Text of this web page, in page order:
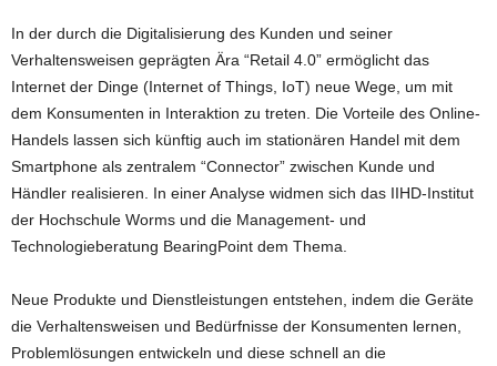
In der durch die Digitalisierung des Kunden und seiner
Verhaltensweisen geprägten Ära “Retail 4.0” ermöglicht das
Internet der Dinge (Internet of Things, IoT) neue Wege, um mit
dem Konsumenten in Interaktion zu treten. Die Vorteile des Online-
Handels lassen sich künftig auch im stationären Handel mit dem
Smartphone als zentralem “Connector” zwischen Kunde und
Händler realisieren. In einer Analyse widmen sich das IIHD-Institut
der Hochschule Worms und die Management- und
Technologieberatung BearingPoint dem Thema.
Neue Produkte und Dienstleistungen entstehen, indem die Geräte
die Verhaltensweisen und Bedürfnisse der Konsumenten lernen,
Problemlösungen entwickeln und diese schnell an die